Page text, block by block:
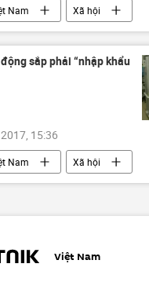
Nam
Xã hội
Hà Tĩnh
tử vong
mẹ
sắp phải “nhập khẩu
15:36
Nam
Xã hội
sinh con giới tính
Việt Nam